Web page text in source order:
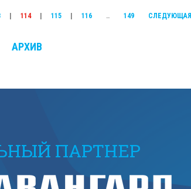
114 115 116 .. 149 СЛЕДУЮЩАЯ
АРХИВ
ПАРТНЕР